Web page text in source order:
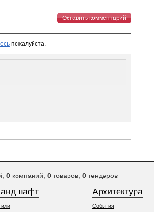
Оставить комментарий
пожалуйста.
0компаний, 0товаров, 0тендеров
Архитектура
События